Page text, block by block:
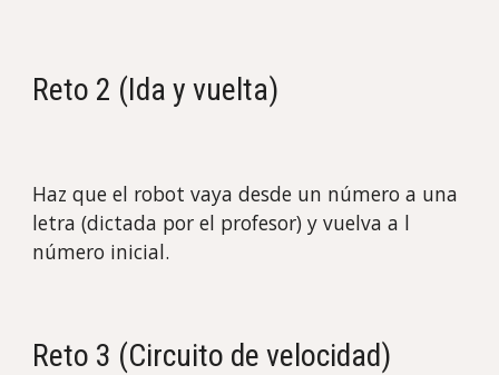
Reto 2 (Ida y vuelta)
Haz que el robot vaya desde un número a una
letra (dictada por el profesor) y vuelva a l
número inicial.
Reto 3 (Circuito de velocidad)